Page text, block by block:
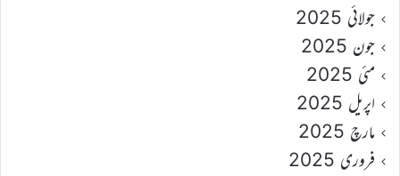
جولائی 2025
جون 2025
مئی 2025
اپریل 2025
مارچ 2025
فروری 2025